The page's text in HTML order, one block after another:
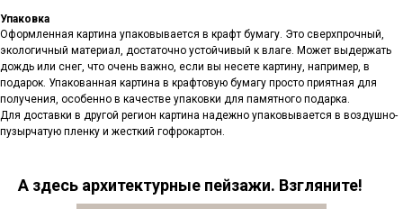
Упаковка
Оформленная картина упаковывается в крафт бумагу. Это сверхпрочный,
экологичный материал, достаточно устойчивый к влаге. Может выдержать
дождь или снег, что очень важно, если вы несете картину, например, в
подарок. Упакованная картина в крафтовую бумагу просто приятная для
получения, особенно в качестве упаковки для памятного подарка.
Для доставки в другой регион картина надежно упаковывается в воздушно-
пузырчатую пленку и жесткий гофрокартон.
А здесь архитектурные пейзажи. Взгляните!